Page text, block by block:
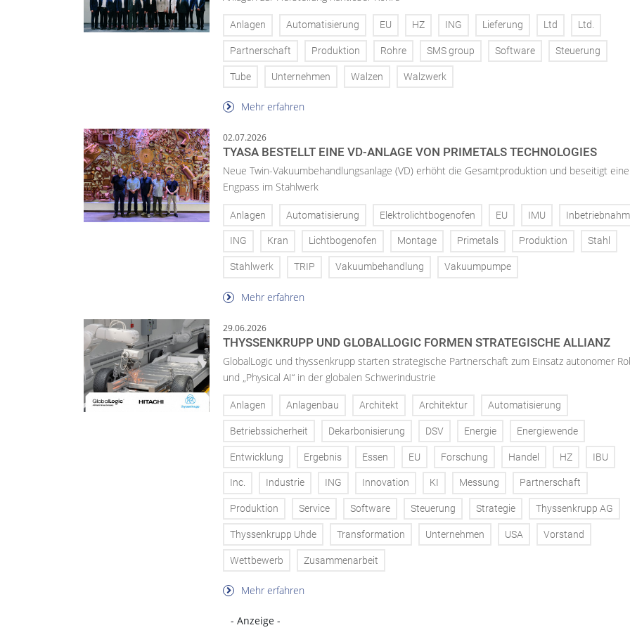
Anlagen Automatisierung EU HZ ING Lieferung Ltd Ltd.
Partnerschaft Produktion Rohre SMS group Software Steuerung
Tube Unternehmen Walzen Walzwerk
Mehr erfahren
02.07.2026
TYASA BESTELLT EINE VD-ANLAGE VON PRIMETALS TECHNOLOGIES
Neue Twin-Vakuumbehandlungsanlage (VD) erhöht die Gesamtproduktion und beseitigt
Engpass im Stahlwerk
Anlagen Automatisierung Elektrolichtbogenofen EU IMU
ING Kran Lichtbogenofen Montage Primetals Produktion Stahl
Stahlwerk TRIP Vakuumbehandlung Vakuumpumpe
Mehr erfahren
29.06.2026
THYSSENKRUPP UND GLOBALLOGIC FORMEN STRATEGISCHE ALLIANZ
GlobalLogic und thyssenkrupp starten strategische Partnerschaft zum Einsatz autonomer
und „Physical AI“ in der globalen Schwerindustrie
Anlagen Anlagenbau Architekt Architektur Automatisierung
Betriebssicherheit Dekarbonisierung DSV Energie Energiewende
Entwicklung Ergebnis Essen EU Forschung Handel HZ IBU
Inc. Industrie ING Innovation KI Messung Partnerschaft
Produktion Service Software Steuerung Strategie Thyssenkrupp AG
Thyssenkrupp Uhde Transformation Unternehmen USA Vorstand
Wettbewerb Zusammenarbeit
Mehr erfahren
- Anzeige -